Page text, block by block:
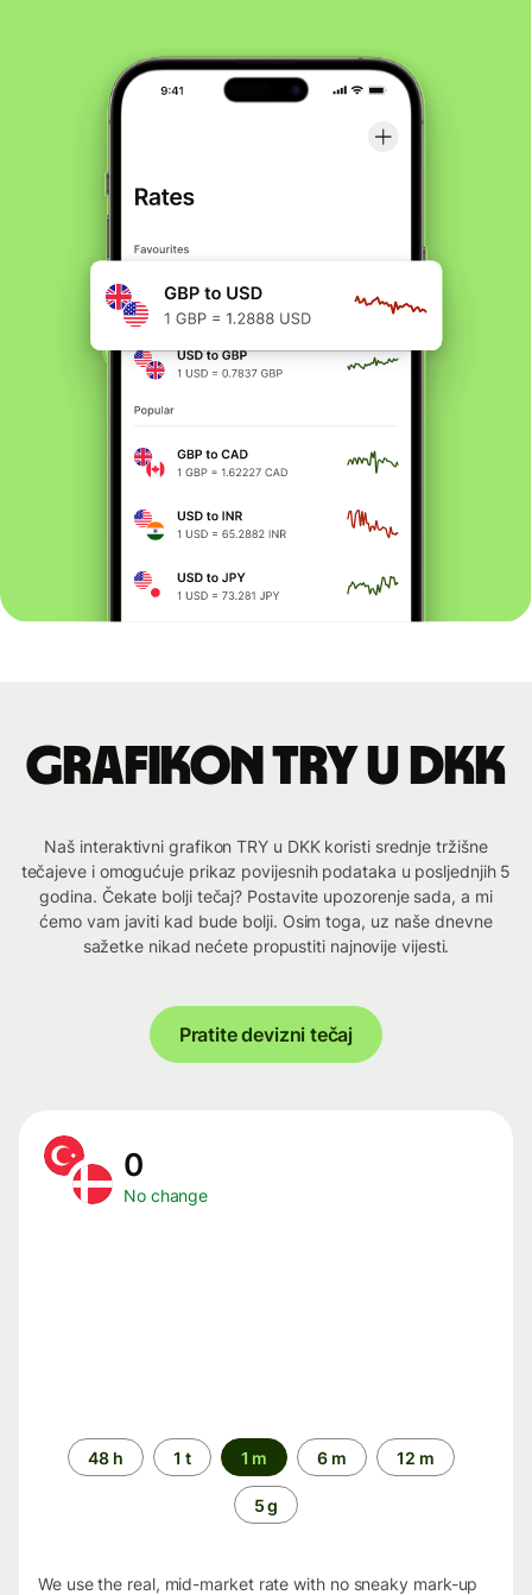
Grafikon TRY u DKK
Naš interaktivni grafikon TRY u DKK koristi srednje tržišne
tečajeve i omogućuje prikaz povijesnih podataka u posljednjih 5
godina. Čekate bolji tečaj? Postavite upozorenje sada, a mi
ćemo vam javiti kad bude bolji. Osim toga, uz naše dnevne
sažetke nikad nećete propustiti najnovije vijesti.
Pratite devizni tečaj
0
No change
Time
period
48 h 1 t 1 m 6 m 12 m
5 g
We use the real, mid-market rate with no sneaky mark-up